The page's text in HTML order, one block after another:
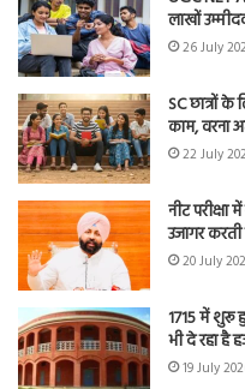
लाखों
26 July
SC छात्रों
काम, वरना
22 July
नीट परीक्षा
उजागर करती
20 July
1715 में शुरू
भी दे रहा है
19 July